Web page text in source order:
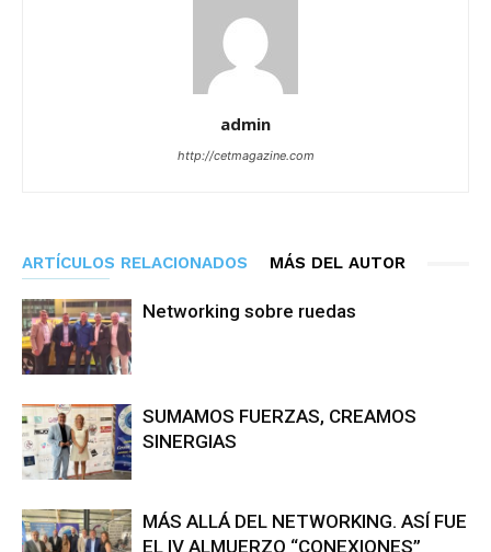
admin
http://cetmagazine.com
ARTÍCULOS RELACIONADOS MÁS DEL AUTOR
Networking sobre ruedas
SUMAMOS FUERZAS, CREAMOS
SINERGIAS
MÁS ALLÁ DEL NETWORKING. ASÍ FUE
EL IV ALMUERZO “CONEXIONES”